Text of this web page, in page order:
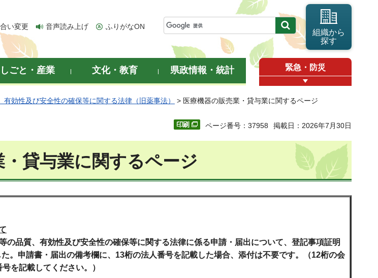
い変更 音声読み上げ ふりがなON
組織から
探す
しごと・産業 文化・教育 県政情報・統計 緊急・防災
効性及び安全性の確保等に関する法律（旧薬事法） > 医療機器の販売業・貸与業に関するページ
ページ番号：37958 掲載日：2026年7月30日
・貸与業に関するページ
の品質、有効性及び安全性の確保等に関する法律に係る申請・届出について、登記事項証明
。申請書・届出の備考欄に、13桁の法人番号を記載した場合、添付は不要です。（12桁の会
を記載してください。）